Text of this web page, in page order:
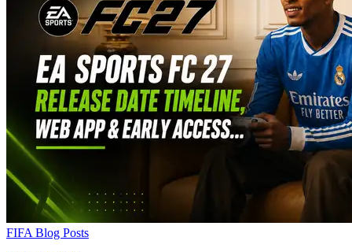
FIFA Blog Posts